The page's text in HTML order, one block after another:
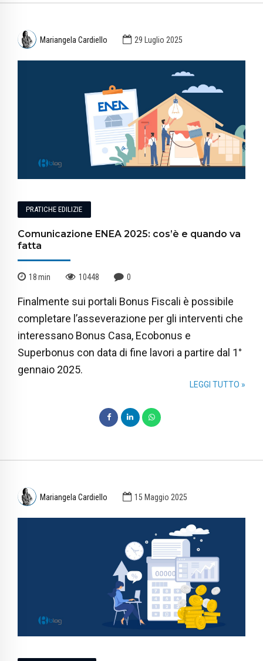
Mariangela Cardiello 29 Luglio 2025
PRATICHE EDILIZIE
Comunicazione ENEA 2025: cos’è e quando va
fatta
18min 10448 0
Finalmente sui portali Bonus Fiscali è possibile
completare l’asseverazione per gli interventi che
interessano Bonus Casa, Ecobonus e
Superbonus con data di fine lavori a partire dal 1°
gennaio 2025.
LEGGI TUTTO »
Mariangela Cardiello 15 Maggio 2025